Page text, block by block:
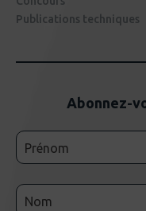
Publications techniques
Abonnez-